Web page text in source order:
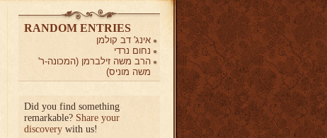
RANDOM ENTRIES
אינג' דב קולמן
נחום נרדי
הרב משה זילברמן (המכונה-ר'
משה מוניס)
Did you find something
remarkable? Share your
discovery with us!